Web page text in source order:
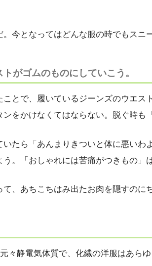
今となってはどんな服の時でもスニ
がゴムのものにしていこう 。
とで、履いているジーンズのウエス
をかけなくてはならない。脱ぐ時も
いたら「あんまりきついと体に悪い
。「おしゃれには苦痛がつきもの」
て、あちこちはみ出たお肉を隠すの
々静電気体質で、化繊の洋服はあら